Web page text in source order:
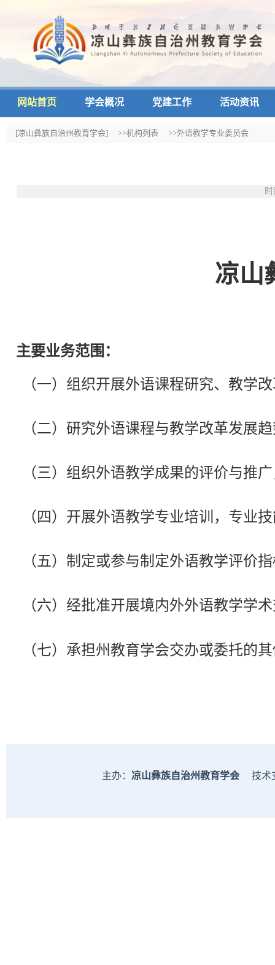
网站首页 学会概况 党建工作 活动资讯
[凉山彝族自治州教育学会] >>机构列表 >>外语教学专业委员会
凉山
主要业务范围：
（一）组织开展外语课程研究、教学
（二）研究外语课程与教学改革发展
（三）组织外语教学成果的评价与推
（四）开展外语教学专业培训，专业
（五）制定或参与制定外语教学评价
（六）经批准开展境内外外语教学学
（七）承担州 教育学会交办或委托的
主办： 凉山彝族自治州教育学会 技术